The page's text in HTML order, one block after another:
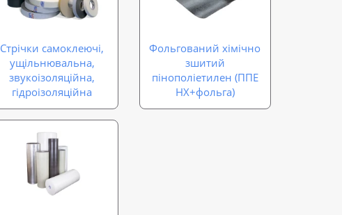
Стрічки самоклеючі,
ущільнювальна,
звукоізоляційна,
гідроізоляційна
Фольгований хімічно
зшитий
пінополіетилен (ППЕ
НХ+фольга)